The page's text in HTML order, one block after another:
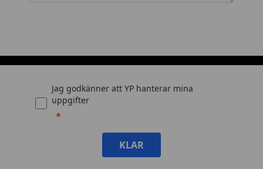
Jag godkänner att YP hanterar mina
uppgifter
KLAR